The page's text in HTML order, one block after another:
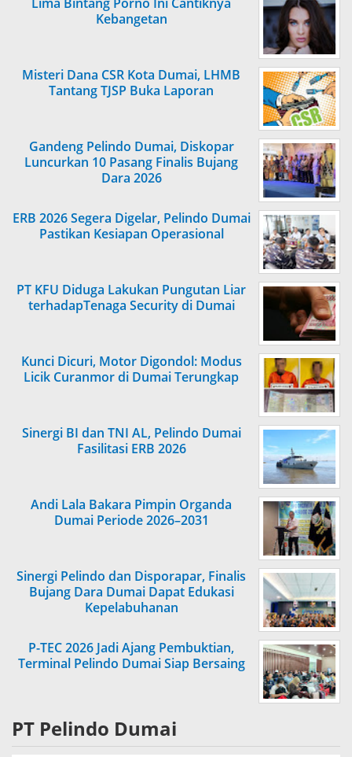
Kebangetan
Misteri Dana CSR Kota Dumai, LHMB
Tantang TJSP Buka Laporan
Gandeng Pelindo Dumai, Diskopar
Luncurkan 10 Pasang Finalis Bujang
Dara 2026
ERB 2026 Segera Digelar, Pelindo Dumai
Pastikan Kesiapan Operasional
PT KFU Diduga Lakukan Pungutan Liar
terhadapTenaga Security di Dumai
Kunci Dicuri, Motor Digondol: Modus
Licik Curanmor di Dumai Terungkap
Sinergi BI dan TNI AL, Pelindo Dumai
Fasilitasi ERB 2026
Andi Lala Bakara Pimpin Organda
Dumai Periode 2026–2031
Sinergi Pelindo dan Disporapar, Finalis
Bujang Dara Dumai Dapat Edukasi
Kepelabuhanan
P-TEC 2026 Jadi Ajang Pembuktian,
Terminal Pelindo Dumai Siap Bersaing
PT Pelindo Dumai